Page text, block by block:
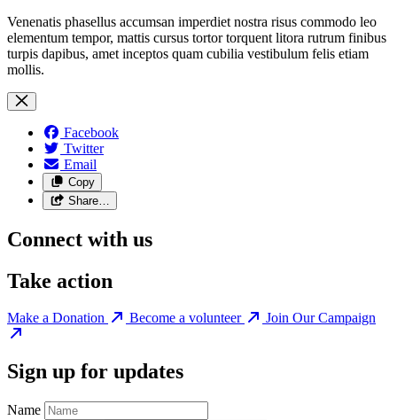
Venenatis phasellus accumsan imperdiet nostra risus commodo leo
elementum tempor, mattis cursus tortor torquent litora rutrum finibus
turpis dapibus, amet inceptos quam cubilia vestibulum felis etiam
mollis.
Facebook
Twitter
Email
Copy
Share…
Connect with us
Take action
Make a Donation Become a volunteer Join Our Campaign
Sign up for updates
Name